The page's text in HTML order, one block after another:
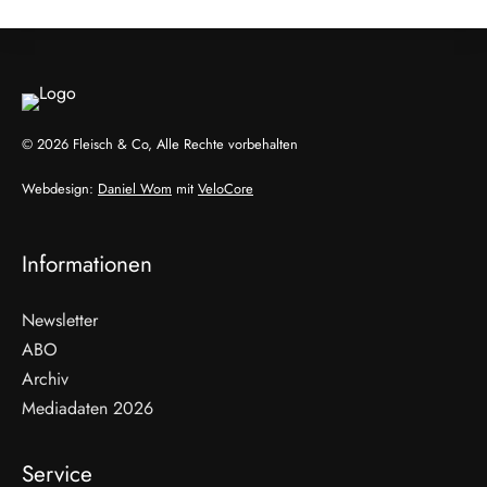
© 2026 Fleisch & Co, Alle Rechte vorbehalten
Webdesign: Daniel Wom mit VeloCore
Informationen
Newsletter
ABO
Archiv
Mediadaten 2026
Service